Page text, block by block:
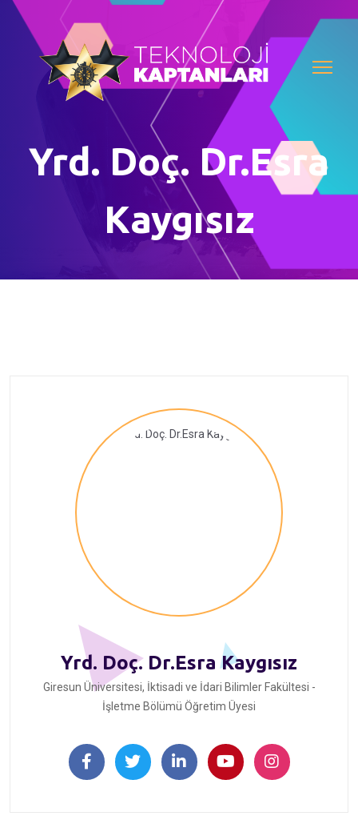
Yrd. Doç. Dr.Esra
Kaygısız
Yrd. Doç. Dr.Esra Kaygısız
Giresun Üniversitesi, İktisadi ve İdari Bilimler Fakültesi -
İşletme Bölümü Öğretim Üyesi